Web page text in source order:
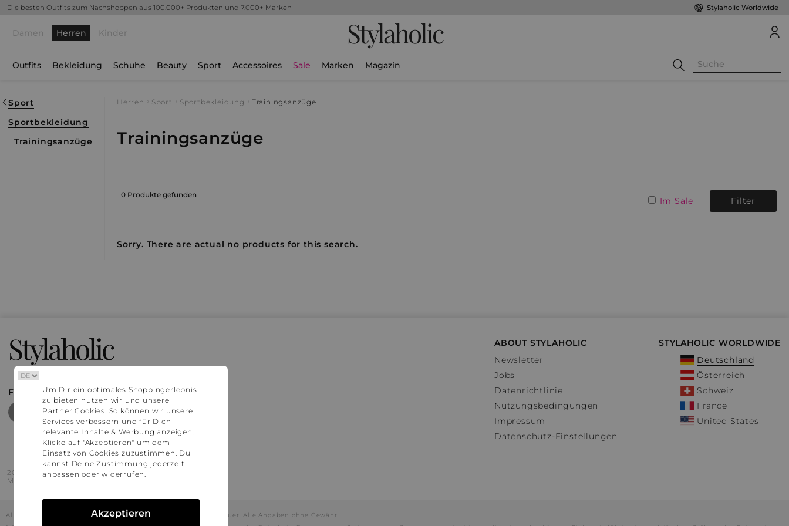
Die besten Outfits zum Nachshoppen aus 100.000+ Produkten und 7.000+ Marken Stylaholic Worldwide
Damen Herren Kinder Stylaholic
Outfits Bekleidung Schuhe Beauty Sport Accessoires Sale Marken Magazin
Sport
Sportbekleidung
Trainingsanzüge
Herren Sport Sportbekleidung Trainingsanzüge
Trainingsanzüge
0 Produkte gefunden
Im Sale Filter
Sorry. There are actual no products for this search.
Stylaholic
FIND MORE INSPIRATION
ABOUT STYLAHOLIC
Newsletter
Jobs
Datenrichtlinie
Nutzungsbedingungen
Impressum
Datenschutz-Einstellungen
STYLAHOLIC WORLDWIDE
Deutschland
Österreich
Schweiz
France
United States
2016 - 2026 © Stylaholic.
Made for you with love in munich.
Alle Preise inkl. der jeweils geltenden gesetzlichen Mehrwertsteuer. Alle Angaben ohne Gewähr.
Um Dir ein optimales Shoppingerlebnis
zu bieten nutzen wir und unsere
Partner Cookies. So können wir unsere
Services verbessern und für Dich
relevante Inhalte & Werbung anzeigen.
Klicke auf "Akzeptieren" um dem
Einsatz von Cookies zuzustimmen. Du
kannst Deine Zustimmung jederzeit
anpassen oder widerrufen.
Akzeptieren